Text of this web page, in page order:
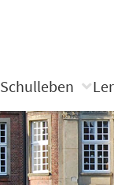
Schulleben